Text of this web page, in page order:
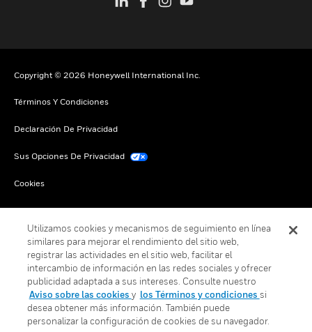
Copyright © 2026 Honeywell International Inc.
Términos Y Condiciones
Declaración De Privacidad
Sus Opciones De Privacidad
Cookies
Darse De Baja Global
Utilizamos cookies y mecanismos de seguimiento en línea
similares para mejorar el rendimiento del sitio web,
registrar las actividades en el sitio web, facilitar el
intercambio de información en las redes sociales y ofrecer
publicidad adaptada a sus intereses. Consulte nuestro
Aviso sobre las cookies y los Términos y condiciones si
desea obtener más información. También puede
personalizar la configuración de cookies de su navegador.